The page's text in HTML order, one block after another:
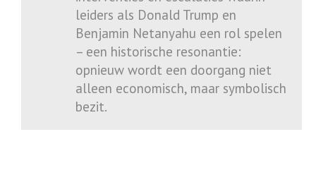
leiders als Donald Trump en
Benjamin Netanyahu een rol spelen
– een historische resonantie:
opnieuw wordt een doorgang niet
alleen economisch, maar symbolisch
bezit.